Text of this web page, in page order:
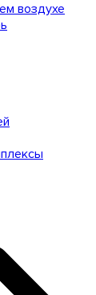
воздухе